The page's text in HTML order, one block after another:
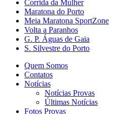
Corrida da Mulher
Maratona do Porto
Meia Maratona SportZone
Volta a Paranhos
G. P. Águas de Gaia
S. Silvestre do Porto
Quem Somos
Contatos
Notícias
Notícias Provas
Últimas Notícias
Fotos Provas